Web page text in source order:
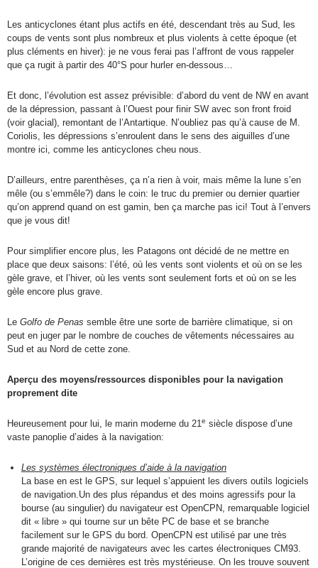
Les anticyclones étant plus actifs en été, descendant très au Sud, les
coups de vents sont plus nombreux et plus violents à cette époque (et
plus cléments en hiver): je ne vous ferai pas l’affront de vous rappeler
que ça rugit à partir des 40°S pour hurler en-dessous…
Et donc, l’évolution est assez prévisible: d’abord du vent de NW en avant
de la dépression, passant à l’Ouest pour finir SW avec son front froid
(voir glacial), remontant de l’Antartique. N’oubliez pas qu’à cause de M.
Coriolis, les dépressions s’enroulent dans le sens des aiguilles d’une
montre ici, comme les anticyclones cheu nous.
D’ailleurs, entre parenthèses, ça n’a rien à voir, mais même la lune s’en
mêle (ou s’emmêle?) dans le coin: le truc du premier ou dernier quartier
qu’on apprend quand on est gamin, ben ça marche pas ici! Tout à l’envers
que je vous dit!
Pour simplifier encore plus, les Patagons ont décidé de ne mettre en
place que deux saisons: l’été, où les vents sont violents et où on se les
gèle grave, et l’hiver, où les vents sont seulement forts et où on se les
gèle encore plus grave.
Le Golfo de Penas semble être une sorte de barrière climatique, si on
peut en juger par le nombre de couches de vêtements nécessaires au
Sud et au Nord de cette zone.
Aperçu des moyens/ressources disponibles pour la navigation
proprement dite
Heureusement pour lui, le marin moderne du 21 e siècle dispose d’une
vaste panoplie d’aides à la navigation:
Les systèmes électroniques d’aide à la navigation
La base en est le GPS, sur lequel s’appuient les divers outils logiciels
de navigation.Un des plus répandus et des moins agressifs pour la
bourse (au singulier) du navigateur est OpenCPN, remarquable logiciel
dit « libre » qui tourne sur un bête PC de base et se branche
facilement sur le GPS du bord. OpenCPN est utilisé par une très
grande majorité de navigateurs avec les cartes électroniques CM93.
L’origine de ces dernières est très mystérieuse. On les trouve souvent